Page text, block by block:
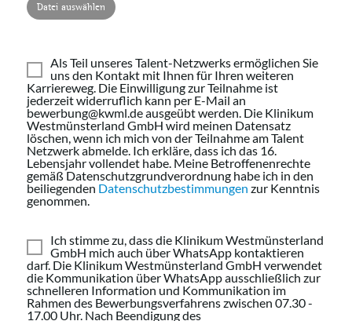
Datei auswählen
Als Teil unseres Talent-Netzwerks ermöglichen Sie
uns den Kontakt mit Ihnen für Ihren weiteren
Karriereweg. Die Einwilligung zur Teilnahme ist
jederzeit widerruflich kann per E-Mail an
bewerbung@kwml.de ausgeübt werden. Die Klinikum
Westmünsterland GmbH wird meinen Datensatz
löschen, wenn ich mich von der Teilnahme am Talent
Netzwerk abmelde. Ich erkläre, dass ich das 16.
Lebensjahr vollendet habe. Meine Betroffenenrechte
gemäß Datenschutzgrundverordnung habe ich in den
beiliegenden Datenschutzbestimmungen zur Kenntnis
genommen.
Ich stimme zu, dass die Klinikum Westmünsterland
GmbH mich auch über WhatsApp kontaktieren
darf. Die Klinikum Westmünsterland GmbH verwendet
die Kommunikation über WhatsApp ausschließlich zur
schnelleren Information und Kommunikation im
Rahmen des Bewerbungsverfahrens zwischen 07.30 -
17.00 Uhr. Nach Beendigung des